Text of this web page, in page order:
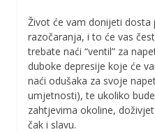
Život će vam donijeti dosta
razočaranja, i to će vas
trebate naći “ventil” za
duboke depresije koje će
naći odušaka za svoje
umjetnosti), te ukoliko
zahtjevima okoline,
čak i slavu.